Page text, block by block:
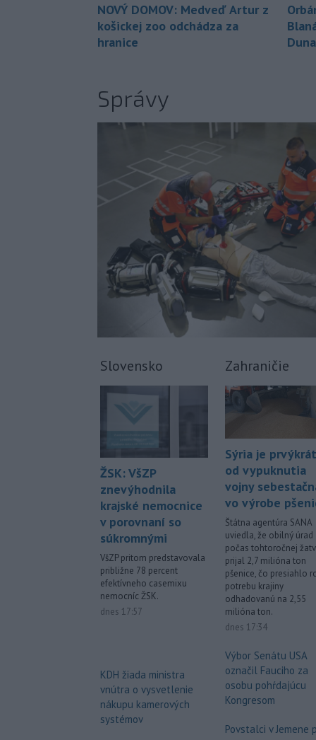
NOVÝ DOMOV: Medveď Artur z
košickej zoo odchádza za
hranice
Správy
Slovensko
ŽSK: VšZP
znevýhodnila
krajské nemocnice
v porovnaní so
súkromnými
VšZP pritom predstavovala
približne 78 percent
efektívneho casemixu
nemocníc ŽSK.
dnes 17:57
KDH žiada ministra
vnútra o vysvetlenie
nákupu kamerových
systémov
Zahraničie
Sýria je prvýkrát
od vypuknutia
vojny
vo výrobe
Štátna agentúra SANA
uviedla, že obilný úrad
počas tohtoročnej
prijal 2,7 milióna ton
pšenice, čo presiahlo
potrebu krajiny
odhadovanú na 2,55
milióna ton.
dnes 17:34
Výbor Senátu USA
označil Fauciho za
osobu pohŕdajúcu
Kongresom
Povstalci v Jemene